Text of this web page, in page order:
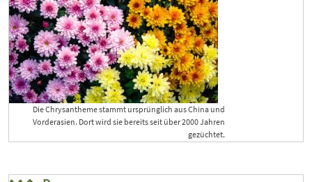
Die Chrysantheme stammt ursprünglich aus China und
Vorderasien. Dort wird sie bereits seit über 2000 Jahren
gezüchtet.